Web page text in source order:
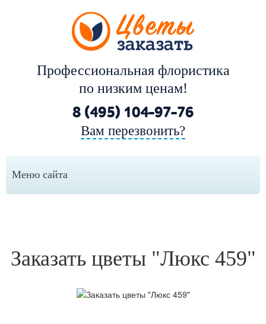
Профессиональная флористика
по низким ценам!
8 (495) 104-97-76
Вам перезвонить?
Меню сайта
Заказать цветы "Люкс 459"